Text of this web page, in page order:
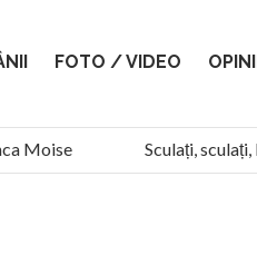
FOTO / VIDEO
Sculați, sculați,
de la Humanitas